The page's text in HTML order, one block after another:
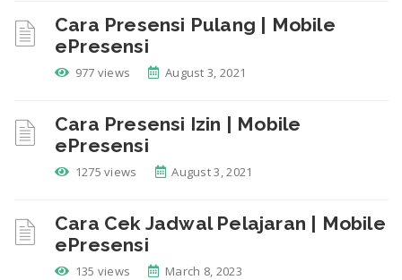
Cara Presensi Pulang | Mobile
ePresensi
977 views August 3, 2021
Cara Presensi Izin | Mobile
ePresensi
1275 views August 3, 2021
Cara Cek Jadwal Pelajaran | Mobile
ePresensi
135 views March 8, 2023